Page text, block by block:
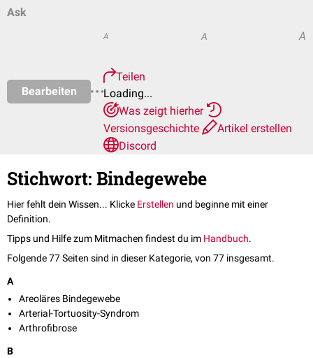
Ask
Bearbeiten
A A A
Teilen
Loading...
Was zeigt hierher
Versionsgeschichte
Artikel erstellen
Discord
Stichwort: Bindegewebe
Hier fehlt dein Wissen... Klicke Erstellen und beginne mit einer
Definition.
Tipps und Hilfe zum Mitmachen findest du im Handbuch.
Folgende 77 Seiten sind in dieser Kategorie, von 77 insgesamt.
A
Areoläres Bindegewebe
Arterial-Tortuosity-Syndrom
Arthrofibrose
B